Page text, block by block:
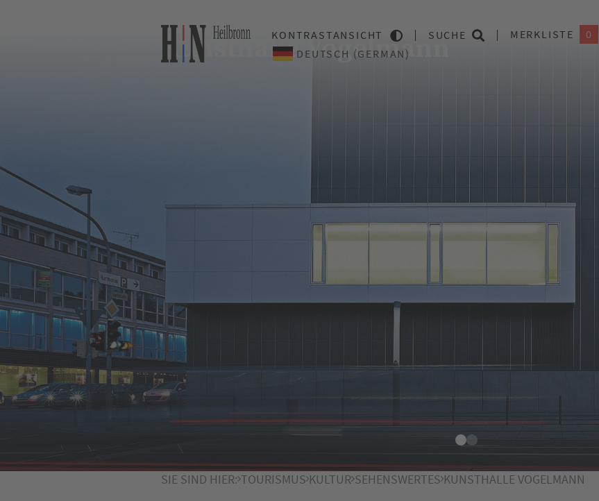
KONTRASTANSICHT SUCHE MERKLISTE 0
Kunsthalle Vogelmann
1 2
SIE SIND HIER: TOURISMUS KULTURSEHENSWERTES KUNSTHALLE VOGELMANN